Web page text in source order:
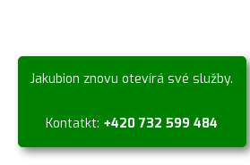
Jakubion znovu otevírá své služby.
Kontatkt: +420 732 599 484